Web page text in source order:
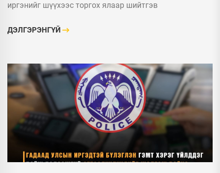
иргэнийг шүүхээс торгох ялаар шийтгэв
ДЭЛГЭРЭНГҮЙ